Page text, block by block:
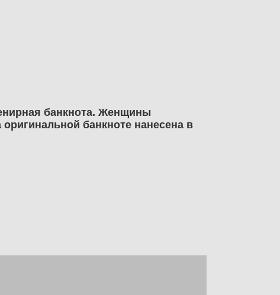
банкнота. Женщины
банкноте нанесена в